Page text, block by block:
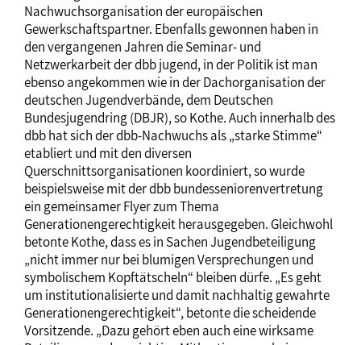
Nachwuchsorganisation der europäischen
Gewerkschaftspartner. Ebenfalls gewonnen haben in
den vergangenen Jahren die Seminar- und
Netzwerkarbeit der dbb jugend, in der Politik ist man
ebenso angekommen wie in der Dachorganisation der
deutschen Jugendverbände, dem Deutschen
Bundesjugendring (DBJR), so Kothe. Auch innerhalb des
dbb hat sich der dbb-Nachwuchs als „starke Stimme“
etabliert und mit den diversen
Querschnittsorganisationen koordiniert, so wurde
beispielsweise mit der dbb bundesseniorenvertretung
ein gemeinsamer Flyer zum Thema
Generationengerechtigkeit herausgegeben. Gleichwohl
betonte Kothe, dass es in Sachen Jugendbeteiligung
„nicht immer nur bei blumigen Versprechungen und
symbolischem Kopftätscheln“ bleiben dürfe. „Es geht
um institutionalisierte und damit nachhaltig gewahrte
Generationengerechtigkeit“, betonte die scheidende
Vorsitzende. „Dazu gehört eben auch eine wirksame